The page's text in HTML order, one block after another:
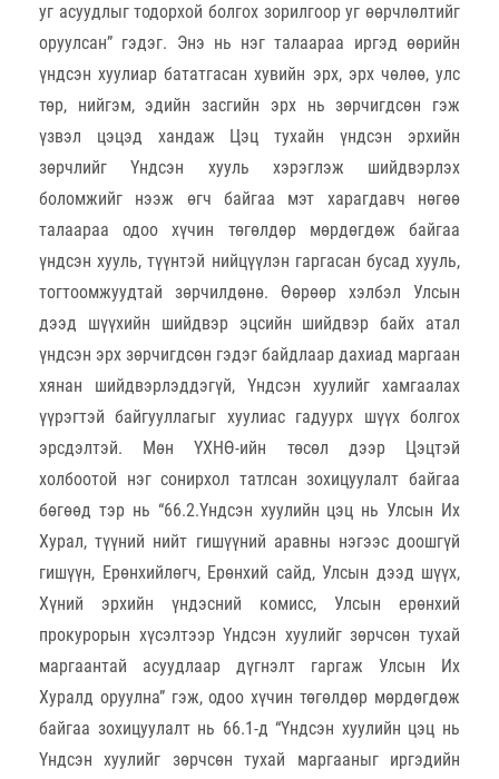
уг асуудлыг тодорхой болгох зорилгоор уг өөрчлөлтийг
оруулсан” гэдэг. Энэ нь нэг талаараа иргэд өөрийн
үндсэн хуулиар бататгасан хувийн эрх, эрх чөлөө, улс
төр, нийгэм, эдийн засгийн эрх нь зөрчигдсөн гэж
үзвэл цэцэд хандаж Цэц тухайн үндсэн эрхийн
зөрчлийг Үндсэн хууль хэрэглэж шийдвэрлэх
боломжийг нээж өгч байгаа мэт харагдавч нөгөө
талаараа одоо хүчин төгөлдөр мөрдөгдөж байгаа
үндсэн хууль, түүнтэй нийцүүлэн гаргасан бусад хууль,
тогтоомжуудтай зөрчилдөнө. Өөрөөр хэлбэл Улсын
дээд шүүхийн шийдвэр эцсийн шийдвэр байх атал
үндсэн эрх зөрчигдсөн гэдэг байдлаар дахиад маргаан
хянан шийдвэрлэддэгүй, Үндсэн хуулийг хамгаалах
үүрэгтэй байгууллагыг хуулиас гадуурх шүүх болгох
эрсдэлтэй. Мөн ҮХНӨ-ийн төсөл дээр Цэцтэй
холбоотой нэг сонирхол татлсан зохицуулалт байгаа
бөгөөд тэр нь “66.2.Үндсэн хуулийн цэц нь Улсын Их
Хурал, түүний нийт гишүүний аравны нэгээс доошгүй
гишүүн, Ерөнхийлөгч, Ерөнхий сайд, Улсын дээд шүүх,
Хүний эрхийн үндэсний комисс, Улсын ерөнхий
прокурорын хүсэлтээр Үндсэн хуулийг зөрчсөн тухай
маргаантай асуудлаар дүгнэлт гаргаж Улсын Их
Хуралд оруулна” гэж, одоо хүчин төгөлдөр мөрдөгдөж
байгаа зохицуулалт нь 66.1-д “Үндсэн хуулийн цэц нь
Үндсэн хуулийг зөрчсөн тухай маргааныг иргэдийн